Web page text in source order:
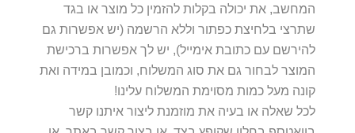
המחשב, את יכולה בקלות להזמין כל מוצר או בגד
שתרצי בלחיצת כפתור וללא הרשמה (יש אפשרות גם
להירשם עם כתובת אימייל), יש לך אפשרות ברכישת
המוצר לבחור גם את סוג המשלוח, וכמובן במידה ואת
קונה מעל כמות מסוימת המשלוח עלינו!
לכל שאלה או בעיה את מוזמנת ליצור איתנו קשר